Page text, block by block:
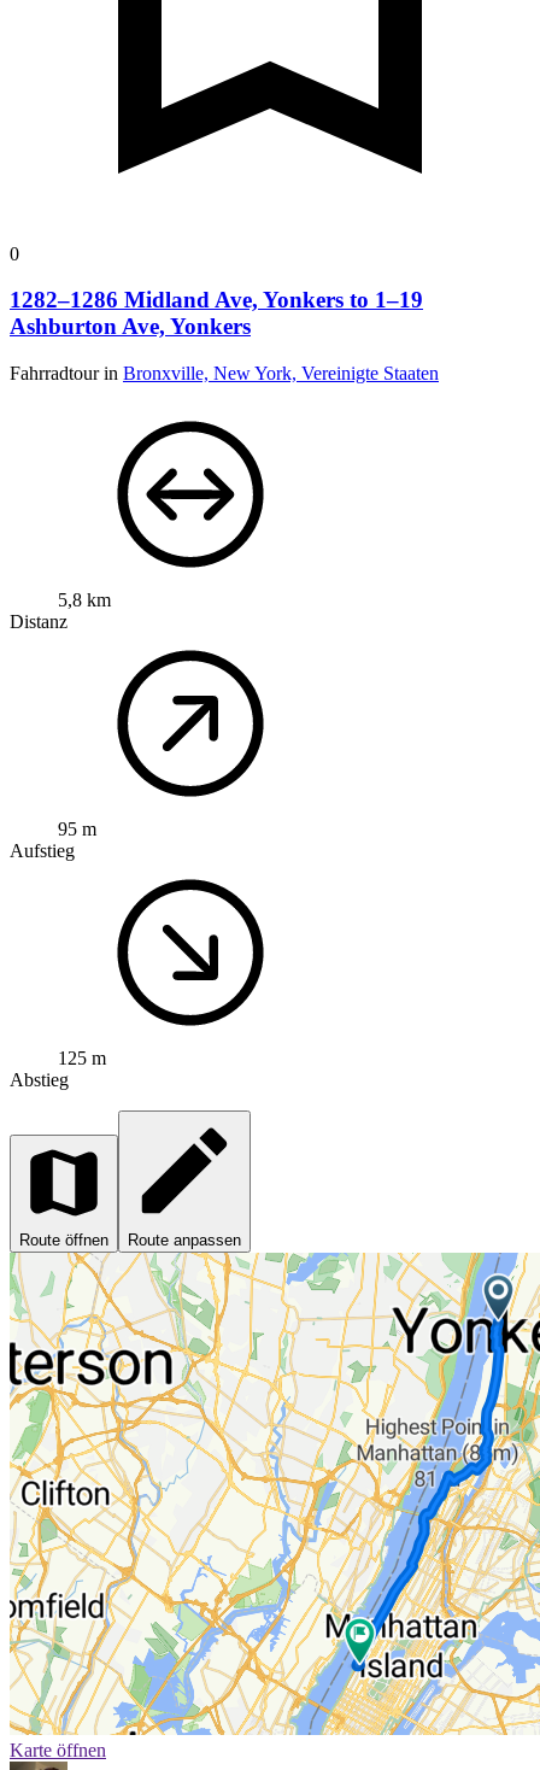
0
1282–1286 Midland Ave, Yonkers to 1–19
Ashburton Ave, Yonkers
Fahrradtour in Bronxville, New York, Vereinigte Staaten
5,8 km
Distanz
95 m
Aufstieg
125 m
Abstieg
Route öffnen Route anpassen
Karte öffnen